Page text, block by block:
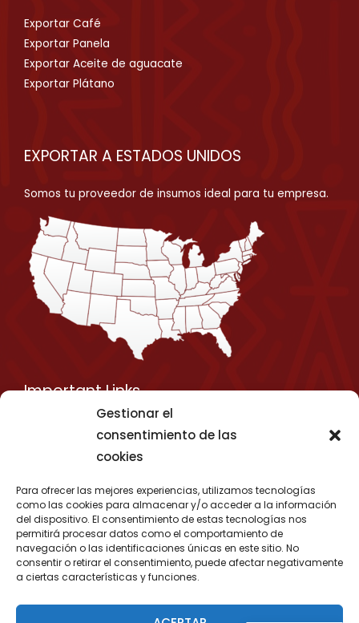
Gestionar el
consentimiento de las
cookies
Para ofrecer las mejores experiencias, utilizamos tecnologías
como las cookies para almacenar y/o acceder a la información
del dispositivo. El consentimiento de estas tecnologías nos
permitirá procesar datos como el comportamiento de
navegación o las identificaciones únicas en este sitio. No
consentir o retirar el consentimiento, puede afectar negativamente
a ciertas características y funciones.
Exportar Café
Exportar Panela
Exportar Aceite de aguacate
Exportar Plátano
EXPORTAR A ESTADOS UNIDOS
Somos tu proveedor de insumos ideal para tu empresa.
Important Links
Privacy Policy
Media Kit
IDEO X | Desarrollo & Diseño de páginas